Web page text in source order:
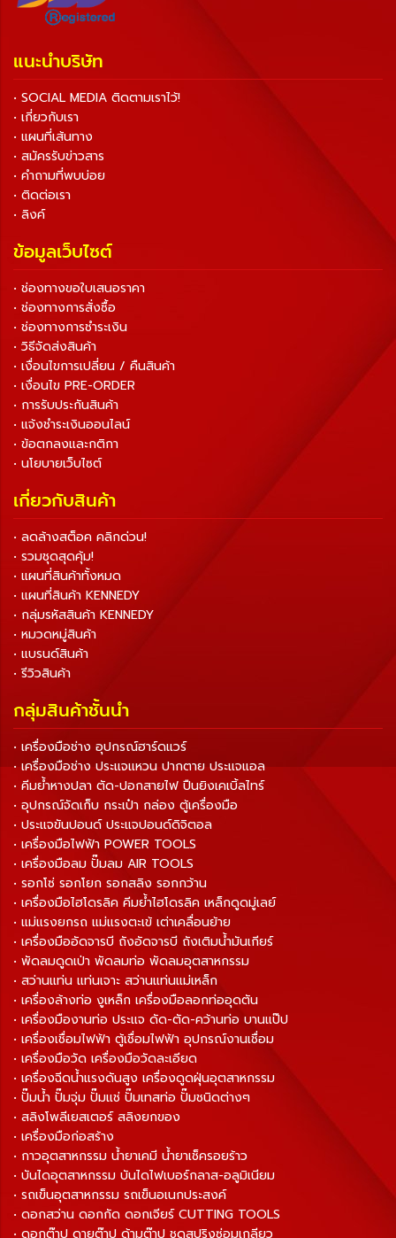
แนะนำบริษัท
• SOCIAL MEDIA ติดตามเราไว้!
• เกี่ยวกับเรา
• แผนที่เส้นทาง
• สมัครรับข่าวสาร
• คำถามที่พบบ่อย
• ติดต่อเรา
• ลิงค์
ข้อมูลเว็บไซต์
• ช่องทางขอใบเสนอราคา
• ช่องทางการสั่งซื้อ
• ช่องทางการชำระเงิน
• วิธีจัดส่งสินค้า
• เงื่อนไขการเปลี่ยน / คืนสินค้า
• เงื่อนไข PRE-ORDER
• การรับประกันสินค้า
• แจ้งชำระเงินออนไลน์
• ข้อตกลงและกติกา
• นโยบายเว็บไซต์
เกี่ยวกับสินค้า
• ลดล้างสต็อค คลิกด่วน!
• รวมชุดสุดคุ้ม!
• แผนที่สินค้าทั้งหมด
• แผนที่สินค้า KENNEDY
• กลุ่มรหัสสินค้า KENNEDY
• หมวดหมู่สินค้า
• แบรนด์สินค้า
• รีวิวสินค้า
กลุ่มสินค้าชั้นนำ
• เครื่องมือช่าง อุปกรณ์ฮาร์ดแวร์
• เครื่องมือช่าง ประแจแหวน ปากตาย ประแจแอล
• คีมย้ำหางปลา ตัด-ปอกสายไฟ ปืนยิงเคเบิ้ลไทร์
• อุปกรณ์จัดเก็บ กระเป๋า กล่อง ตู้เครื่องมือ
• ประแจขันปอนด์ ประแจปอนด์ดิจิตอล
• เครื่องมือไฟฟ้า POWER TOOLS
• เครื่องมือลม ปั๊มลม AIR TOOLS
• รอกโซ่ รอกโยก รอกสลิง รอกกว้าน
• เครื่องมือไฮโดรลิค คีมย้ำไฮโดรลิค เหล็กดูดมู่เลย์
• แม่แรงยกรถ แม่แรงตะเข้ เต่าเคลื่อนย้าย
• เครื่องมืออัดจารบี ถังอัดจารบี ถังเติมน้ำมันเกียร์
• พัดลมดูดเป่า พัดลมท่อ พัดลมอุตสาหกรรม
• สว่านแท่น แท่นเจาะ สว่านแท่นแม่เหล็ก
• เครื่องล้างท่อ งูเหล็ก เครื่องมือลอกท่ออุดตัน
• เครื่องมืองานท่อ ประแจ ดัด-ตัด-คว้านท่อ บานแป๊ป
• เครื่องเชื่อมไฟฟ้า ตู้เชื่อมไฟฟ้า อุปกรณ์งานเชื่อม
• เครื่องมือวัด เครื่องมือวัดละเอียด
• เครื่องฉีดน้ำแรงดันสูง เครื่องดูดฝุ่นอุตสาหกรรม
• ปั๊มน้ำ ปั๊มจุ่ม ปั๊มแช่ ปั๊มเทสท่อ ปั๊มชนิดต่างๆ
• สลิงโพลีเยสเตอร์ สลิงยกของ
• เครื่องมือก่อสร้าง
• กาวอุตสาหกรรม น้ำยาเคมี น้ำยาเช็ครอยร้าว
• บันไดอุตสาหกรรม บันไดไฟเบอร์กลาส-อลูมิเนียม
• รถเข็นอุตสาหกรรม รถเข็นอเนกประสงค์
• ดอกสว่าน ดอกกัด ดอกเจียร์ CUTTING TOOLS